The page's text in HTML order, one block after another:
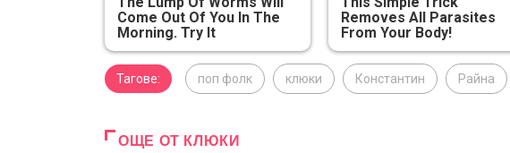
Come Out Of You In The
Morning. Try It
Removes All Parasites
From Your Body!
Тагове: поп фолк клюки Константин Райна
ОЩЕ ОТ КЛЮКИ